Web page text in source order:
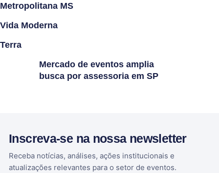
Metropolitana MS
Vida Moderna
Terra
Mercado de eventos amplia
busca por assessoria em SP
Inscreva-se na nossa newsletter
Receba notícias, análises, ações institucionais e
atualizações relevantes para o setor de eventos.